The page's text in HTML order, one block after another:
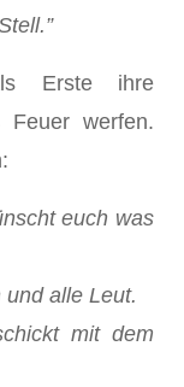
Erste ihre
Feuer werfen.
euch was
alle Leut.
mit dem